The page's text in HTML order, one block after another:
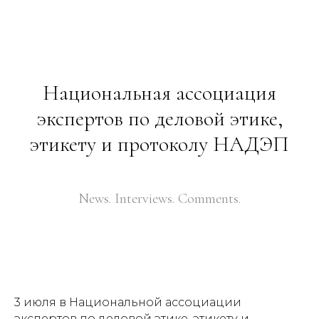
Национальная ассоциация
экспертов по деловой этике,
этикету и протоколу НАДЭП
News. Interviews. Comments.
3 июля в Национальной ассоциации